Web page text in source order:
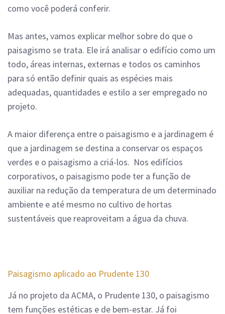
como você poderá conferir.
Mas antes, vamos explicar melhor sobre do que o
paisagismo se trata. Ele irá analisar o edifício como um
todo, áreas internas, externas e todos os caminhos
para só então definir quais as espécies mais
adequadas, quantidades e estilo a ser empregado no
projeto.
A maior diferença entre o paisagismo e a jardinagem é
que a jardinagem se destina a conservar os espaços
verdes e o paisagismo a criá-los. Nos edifícios
corporativos, o paisagismo pode ter a função de
auxiliar na redução da temperatura de um determinado
ambiente e até mesmo no cultivo de hortas
sustentáveis que reaproveitam a água da chuva.
Paisagismo aplicado ao Prudente 130
Já no projeto da ACMA, o Prudente 130, o paisagismo
tem funções estéticas e de bem-estar. Já foi